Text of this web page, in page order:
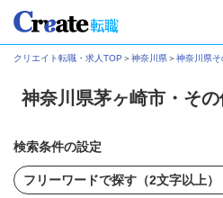
クリエイト転職・求人TOP ＞神奈川県＞神奈川県そ
神奈川県茅ヶ崎市・そ
検索条件の設定